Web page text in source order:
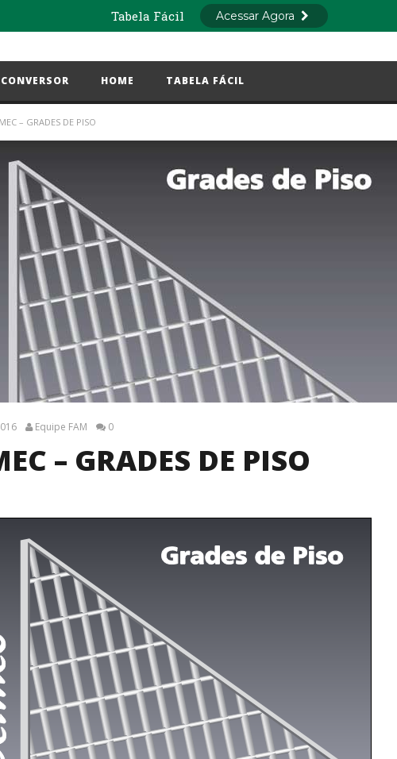
CONVERSOR HOME TABELA FÁCIL
– GRADES DE PISO
Equipe FAM 0
– GRADES DE PISO
DO VIADUTO M. DIAS
EM FORTALEZA SEGUE A
VAPOR
CATÁLOGO ANANDA METAIS -
PERFIS